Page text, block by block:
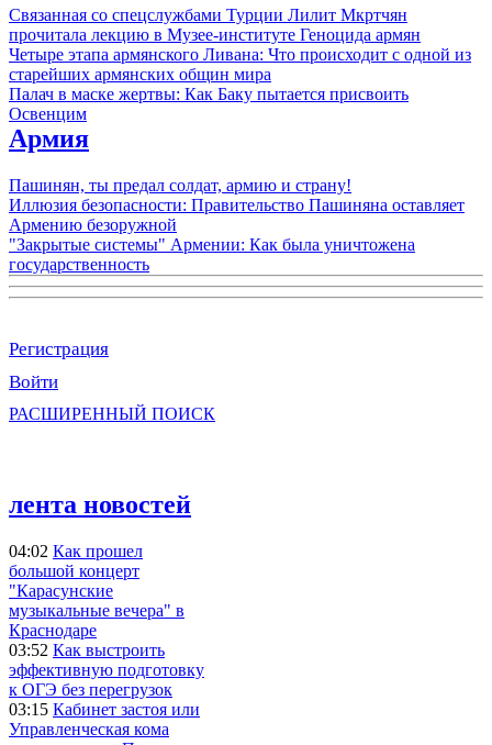
Связанная со спецслужбами Турции Лилит Мкртчян
прочитала лекцию в Музее-институте Геноцида армян
Четыре этапа армянского Ливана: Что происходит с одной из
старейших армянских общин мира
Палач в маске жертвы: Как Баку пытается присвоить
Освенцим
Армия
Пашинян, ты предал солдат, армию и страну!
Иллюзия безопасности: Правительство Пашиняна оставляет
Армению безоружной
"Закрытые системы" Армении: Как была уничтожена
государственность
Регистрация
Войти
РАСШИРЕННЫЙ ПОИСК
лента новостей
04:02 Как прошел
большой концерт
"Карасунские
музыкальные вечера" в
Краснодаре
03:52 Как выстроить
эффективную подготовку
к ОГЭ без перегрузок
03:15 Кабинет застоя или
Управленческая кома